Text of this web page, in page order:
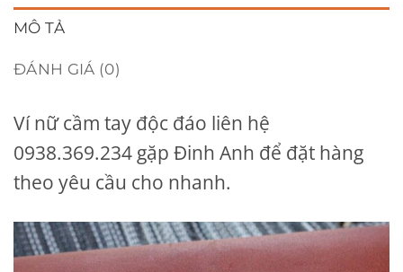
MÔ TẢ
ĐÁNH GIÁ (0)
Ví nữ cầm tay độc đáo liên hệ
0938.369.234 gặp Đinh Anh để đặt hàng
theo yêu cầu cho nhanh.